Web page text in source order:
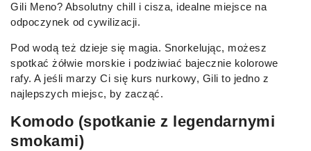
Gili Meno? Absolutny chill i cisza, idealne miejsce na
odpoczynek od cywilizacji.
Pod wodą też dzieje się magia. Snorkelując, możesz
spotkać żółwie morskie i podziwiać bajecznie kolorowe
rafy. A jeśli marzy Ci się kurs nurkowy, Gili to jedno z
najlepszych miejsc, by zacząć.
Komodo (spotkanie z legendarnymi
smokami)